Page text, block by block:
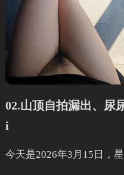
02.山顶自拍漏出、尿
i
今天是2026年3月15日，星